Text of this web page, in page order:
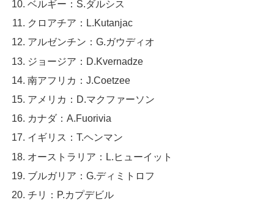
ベルギー：S.ダルシス
クロアチア：L.Kutanjac
アルゼンチン：G.ガウディオ
ジョージア：D.Kvernadze
南アフリカ：J.Coetzee
アメリカ：D.マクファーソン
カナダ：A.Fuorivia
イギリス：T.ヘンマン
オーストラリア：L.ヒューイット
ブルガリア：G.ディミトロフ
チリ：P.カプデビル